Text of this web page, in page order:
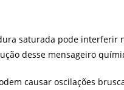
saturada pode interferir
desse mensageiro
causar oscilações